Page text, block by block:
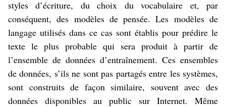
styles d’écriture, du choix du vocabulaire et, par
conséquent, des modèles de pensée. Les modèles de
langage utilisés dans ce cas sont établis pour prédire le
texte le plus probable qui sera produit à partir de
l’ensemble de données d’entraînement. Ces ensembles
de données, s’ils ne sont pas partagés entre les systèmes,
sont construits de façon similaire, souvent avec des
données disponibles au public sur Internet. Même